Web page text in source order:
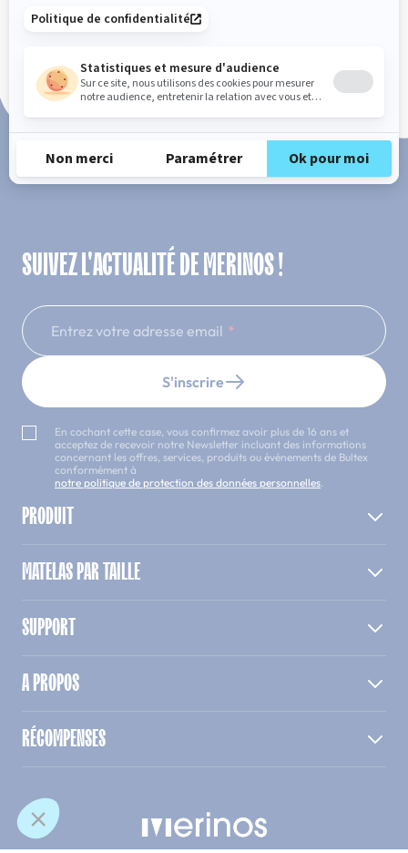
SUIVEZ L'ACTUALITÉ DE MERINOS !
Entrez votre adresse email
S'inscrire
En cochant cette case, vous confirmez avoir plus de 16 ans et
acceptez de recevoir notre Newsletter incluant des informations
concernant les offres, services, produits ou évènements de Bultex
conformément à
notre politique de protection des données personnelles.
PRODUIT
MATELAS PAR TAILLE
SUPPORT
A PROPOS
RÉCOMPENSES